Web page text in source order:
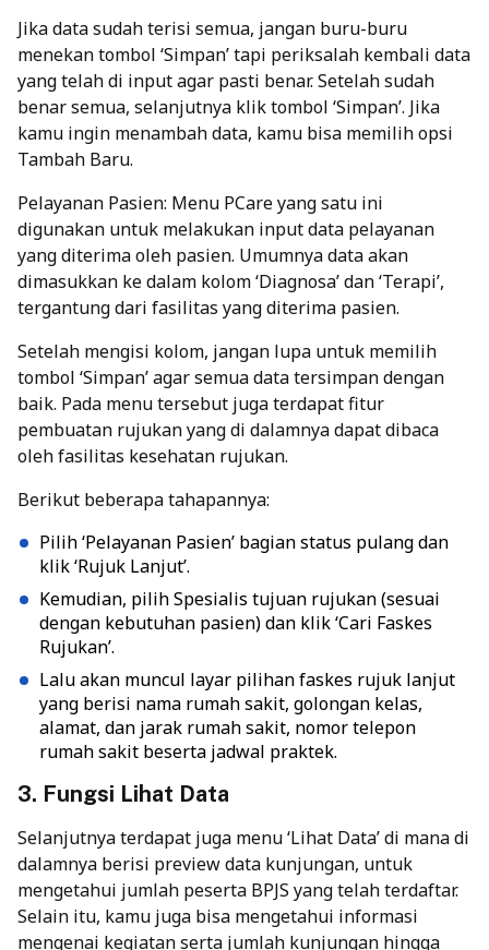
Jika data sudah terisi semua, jangan buru-buru
menekan tombol ‘Simpan’ tapi periksalah kembali data
yang telah di input agar pasti benar. Setelah sudah
benar semua, selanjutnya klik tombol ‘Simpan’. Jika
kamu ingin menambah data, kamu bisa memilih opsi
Tambah Baru.
Pelayanan Pasien: Menu PCare yang satu ini
digunakan untuk melakukan input data pelayanan
yang diterima oleh pasien. Umumnya data akan
dimasukkan ke dalam kolom ‘Diagnosa’ dan ‘Terapi’,
tergantung dari fasilitas yang diterima pasien.
Setelah mengisi kolom, jangan lupa untuk memilih
tombol ‘Simpan’ agar semua data tersimpan dengan
baik. Pada menu tersebut juga terdapat fitur
pembuatan rujukan yang di dalamnya dapat dibaca
oleh fasilitas kesehatan rujukan.
Berikut beberapa tahapannya:
Pilih ‘Pelayanan Pasien’ bagian status pulang dan
klik ‘Rujuk Lanjut’.
Kemudian, pilih Spesialis tujuan rujukan (sesuai
dengan kebutuhan pasien) dan klik ‘Cari Faskes
Rujukan’.
Lalu akan muncul layar pilihan faskes rujuk lanjut
yang berisi nama rumah sakit, golongan kelas,
alamat, dan jarak rumah sakit, nomor telepon
rumah sakit beserta jadwal praktek.
3. Fungsi Lihat Data
Selanjutnya terdapat juga menu ‘Lihat Data’ di mana di
dalamnya berisi preview data kunjungan, untuk
mengetahui jumlah peserta BPJS yang telah terdaftar.
Selain itu, kamu juga bisa mengetahui informasi
mengenai kegiatan serta jumlah kunjungan hingga